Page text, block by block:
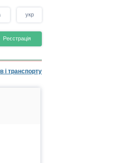
укр
Реєстрація
і транспорту